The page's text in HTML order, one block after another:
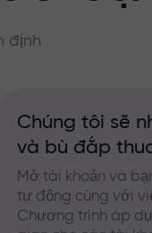
định
Chúng tôi sẽ
và bù đắp
Mở tài khoản và
tự động cùng với
Chương trình áp